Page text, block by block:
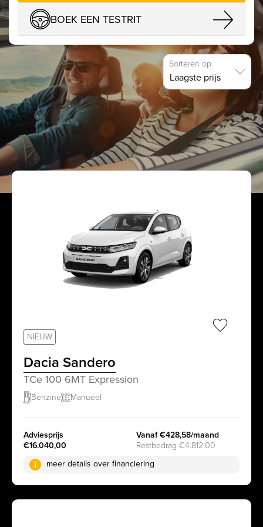
BOEK EEN TESTRIT
212wagens gevonden.
DACIA DEMO
TOON FILTERS Sorteren op
NIEUW
Dacia Sandero
TCe 100 6MT Expression
Benzine Manueel
Adviesprijs
€16.040,00
Vanaf €428,58/maand
Restbedrag €4.812,00
meer details over financiering